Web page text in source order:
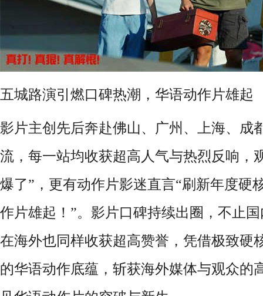
五城路演引燃口碑热潮，华语动作片雄起
影片主创先后奔赴佛山、广州、上海、成
流，每一站均收获超高人气与热烈反响，
爆了”，更有动作片影迷直言“刷新年度硬
作片雄起！”。影片口碑持续出圈，不止
在海外也同样收获超高赞誉，凭借极致硬
的华语动作底蕴，斩获海外媒体与观众的